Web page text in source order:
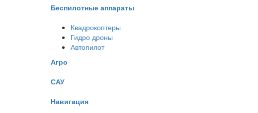
Беспилотные аппараты
Квадрокоптеры
Гидро дроны
Автопилот
Агро
САУ
Навигация